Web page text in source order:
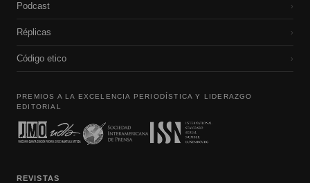
Podcast ›
Réplicas ›
Código etico ›
PREMIOS A LA EXCELENCIA PERIODÍSTICA Y LIDERAZGO
EDITORIAL
REVISTAS